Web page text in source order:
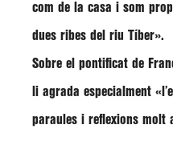
com de la casa i som
dues ribes del riu Tíber».
Sobre el pontificat de
li agrada especialment
paraules i reflexions molt